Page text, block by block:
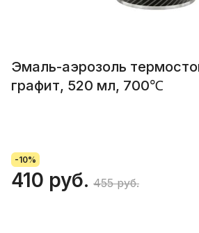
Эмаль-аэрозоль
графит, 520 мл, 700℃
-10%
410 руб. 455 руб.